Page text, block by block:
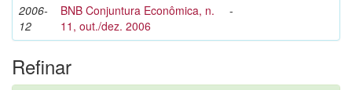
2006-
12
BNB Conjuntura Econômica, n.
11, out./dez. 2006
-
Refinar